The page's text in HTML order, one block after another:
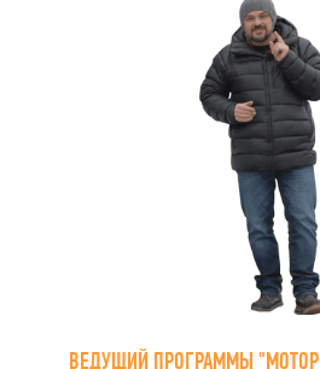
ВЕДУЩИЙ ПРОГРАММЫ